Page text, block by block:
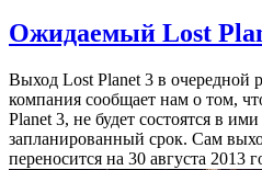
Ожидаемый Lost
Выход Lost Planet 3 в очередной
компания сообщает нам о том,
Planet 3, не будет состоятся в
запланированный срок. Сам
переносится на 30 августа 2013